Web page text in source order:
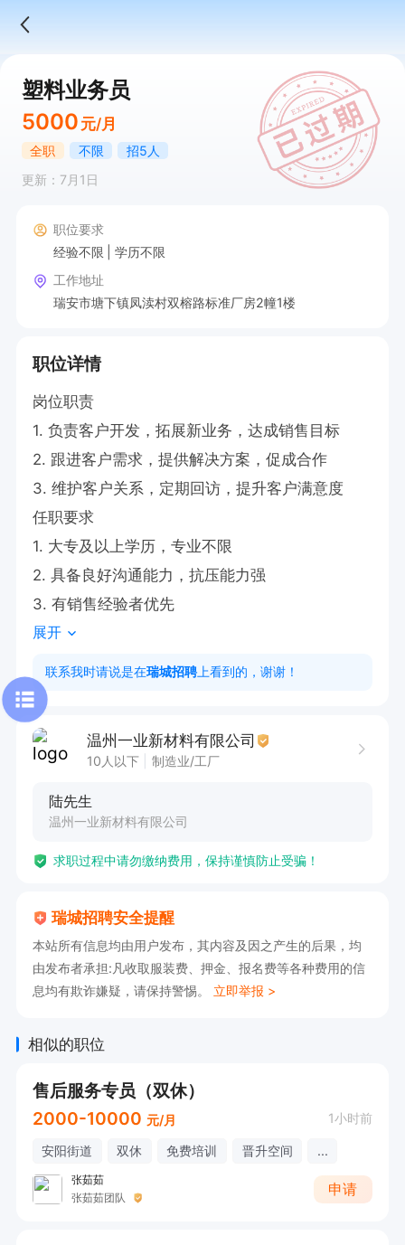
塑料业务员
5000 元/月
全职 不限
招5人
更新：7月1日
职位要求
经验不限
学历不限
工作地址
瑞安市塘下镇凤渎村双榕路标准厂房2幢1楼
职位详情
岗位职责
1. 负责客户开发，拓展新业务，达成销售目标
2. 跟进客户需求，提供解决方案，促成合作
3. 维护客户关系，定期回访，提升客户满意度
任职要求
1. 大专及以上学历，专业不限
2. 具备良好沟通能力，抗压能力强
3. 有销售经验者优先
展开
联系我时请说是在瑞城招聘 上看到的，谢谢！
温州一业新材料有限公司
10人以下 制造业/工厂
陆先生
温州一业新材料有限公司
求职过程中请勿缴纳费用，保持谨慎防止受骗！
瑞城招聘安全提醒
本站所有信息均由用户发布，其内容及因之产生的后果，均
由发布者承担:凡收取服装费、押金、报名费等各种费用的信
息均有欺诈嫌疑，请保持警惕。 立即举报 >
相似的职位
售后服务专员（双休）
2000-10000 元/月 1小时前
安阳街道 双休 免费培训 晋升空间 ...
张茹茹
张茹茹团队
申请